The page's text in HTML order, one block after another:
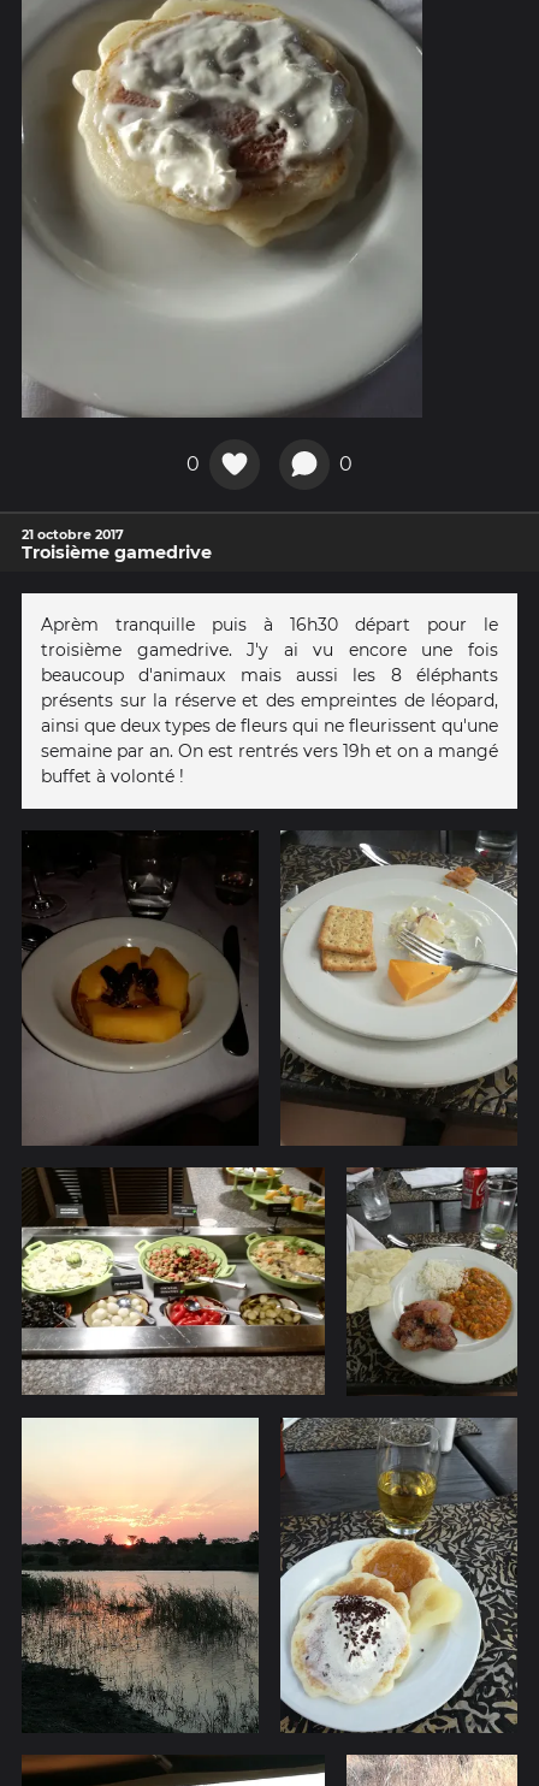
0 0
21 octobre 2017
Troisième gamedrive
Aprèm tranquille puis à 16h30 départ pour le
troisième gamedrive. J'y ai vu encore une fois
beaucoup d'animaux mais aussi les 8 éléphants
présents sur la réserve et des empreintes de léopard,
ainsi que deux types de fleurs qui ne fleurissent qu'une
semaine par an. On est rentrés vers 19h et on a mangé
buffet à volonté !